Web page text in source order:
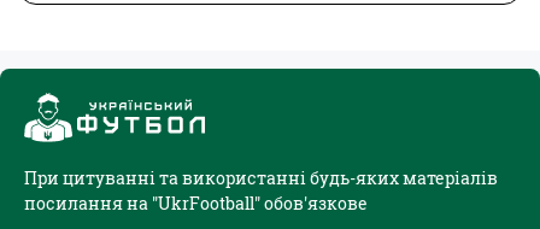
При цитуванні та використанні будь-яких матеріалів
посилання на "UkrFootball" обов'язкове